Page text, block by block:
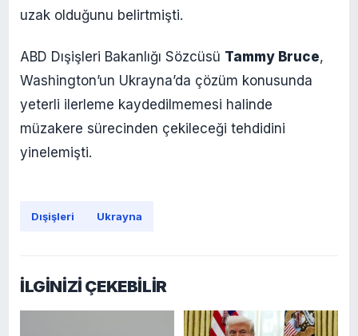
uzak olduğunu belirtmişti.
ABD Dışişleri Bakanlığı Sözcüsü Tammy Bruce,
Washington’un Ukrayna’da çözüm konusunda
yeterli ilerleme kaydedilmemesi halinde
müzakere sürecinden çekileceği tehdidini
yinelemişti.
Dışişleri Ukrayna
İLGİNİZİ ÇEKEBİLİR